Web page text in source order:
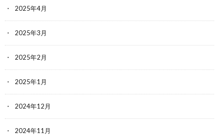
2025年4月
2025年3月
2025年2月
2025年1月
2024年12月
2024年11月